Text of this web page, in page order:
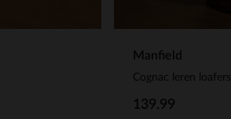
Manfield
Cognac leren loafers
139.99